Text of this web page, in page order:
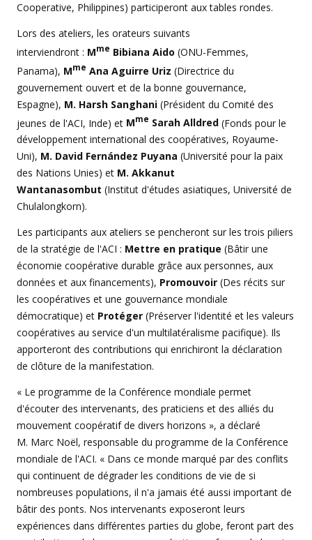
Cooperative, Philippines) participeront aux tables rondes.
Lors des ateliers, les orateurs suivants
interviendront : Mme Bibiana Aido (ONU-Femmes,
Panama), Mme Ana Aguirre Uriz (Directrice du
gouvernement ouvert et de la bonne gouvernance,
Espagne), M. Harsh Sanghani (Président du Comité des
jeunes de l'ACI, Inde) et Mme Sarah Alldred (Fonds pour le
développement international des coopératives, Royaume-
Uni), M. David Fernández Puyana (Université pour la paix
des Nations Unies) et M. Akkanut
Wantanasombut (Institut d'études asiatiques, Université de
Chulalongkorn).
Les participants aux ateliers se pencheront sur les trois piliers
de la stratégie de l'ACI : Mettre en pratique (Bâtir une
économie coopérative durable grâce aux personnes, aux
données et aux financements), Promouvoir (Des récits sur
les coopératives et une gouvernance mondiale
démocratique) et Protéger (Préserver l'identité et les valeurs
coopératives au service d'un multilatéralisme pacifique). Ils
apporteront des contributions qui enrichiront la déclaration
de clôture de la manifestation.
« Le programme de la Conférence mondiale permet
d'écouter des intervenants, des praticiens et des alliés du
mouvement coopératif de divers horizons », a déclaré
M. Marc Noël, responsable du programme de la Conférence
mondiale de l'ACI. « Dans ce monde marqué par des conflits
qui continuent de dégrader les conditions de vie de si
nombreuses populations, il n'a jamais été aussi important de
bâtir des ponts. Nos intervenants exposeront leurs
expériences dans différentes parties du globe, feront part des